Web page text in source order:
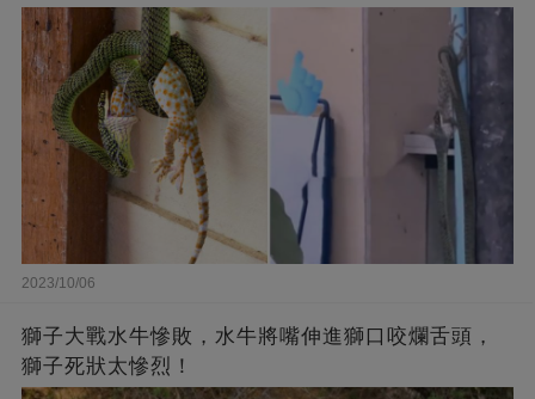
2023/10/06
獅子大戰水牛慘敗，水牛將嘴伸進獅口咬爛舌頭，
獅子死狀太慘烈！